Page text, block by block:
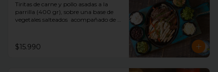
Tiritas de carne y pollo asadas a la
parrilla (400 gr), sobre una base de
vegetales salteados  acompañado de
queso, guacamole y tortillas de trigo.
$15.990